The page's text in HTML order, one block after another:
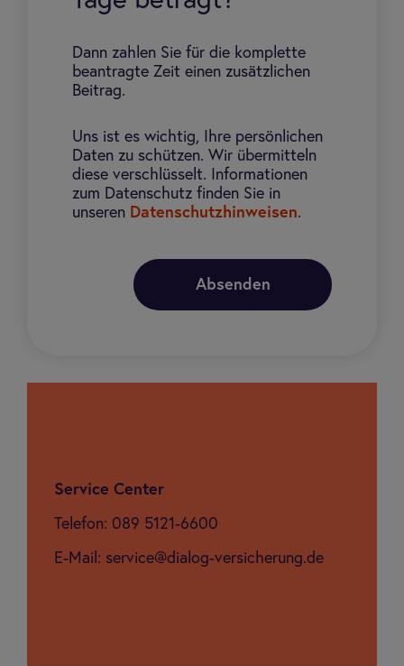
Dann zahlen Sie für die komplette
beantragte Zeit einen zusätzlichen
Beitrag.
Uns ist es wichtig, Ihre persönlichen
Daten zu schützen. Wir übermitteln
diese verschlüsselt. Informationen
zum Datenschutz finden Sie in
unseren Datenschutzhinweisen.
Absenden
Ser­vice Cen­ter
Telefon: 089 5121-6600
E-Mail: service@dialog-versicherung.de